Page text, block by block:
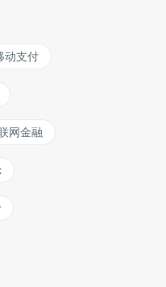
动支付
网金融